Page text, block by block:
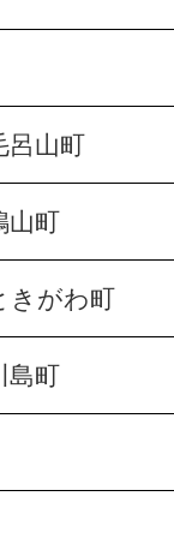
呂山町
山町
きがわ町
島町